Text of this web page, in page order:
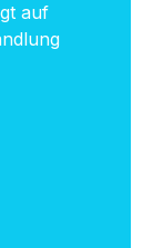
auf